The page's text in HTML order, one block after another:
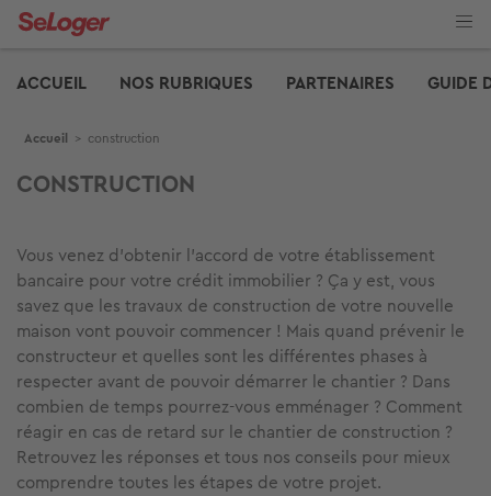
Aller
ACCUEIL
NOS RUBRIQUES PARTENAIRES GUIDE
Fil d'Ariane
Accueil > construction
CONSTRUCTION
Vous venez d’obtenir l’accord de votre établissement
bancaire pour votre crédit immobilier ? Ça y est, vous
savez que les travaux de construction de votre nouvelle
maison vont pouvoir commencer ! Mais quand prévenir le
constructeur et quelles sont les différentes phases à
respecter avant de pouvoir démarrer le chantier ? Dans
combien de temps pourrez-vous emménager ? Comment
réagir en cas de retard sur le chantier de construction ?
Retrouvez les réponses et tous nos conseils pour mieux
comprendre toutes les étapes de votre projet.